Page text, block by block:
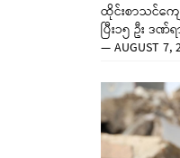
ထိုင်းစာသင်ကျ
ပြီး၁၅ ဦး ဒဏ်
—AUGUST 7,